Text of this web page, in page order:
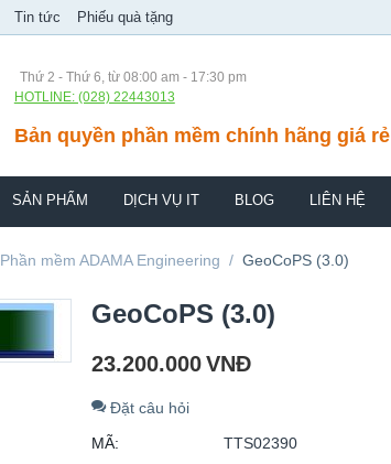
Tin tức Phiếu quà tặng
Thứ 2 - Thứ 6, từ 08:00 am - 17:30 pm
HOTLINE: (028) 22443013
Bản quyền phần mềm chính hãng giá rẻ
SẢN PHẨM DỊCH VỤ IT BLOG LIÊN HỆ
Phần mềm ADAMA Engineering / GeoCoPS (3.0)
GeoCoPS (3.0)
23.200.000VNĐ
Đặt câu hỏi
MÃ:
TTS02390